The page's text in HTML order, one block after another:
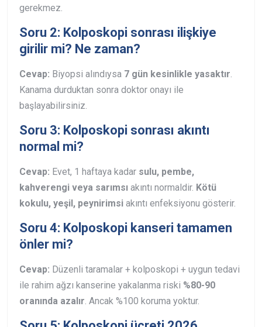
gerekmez.
Soru 2: Kolposkopi sonrası ilişkiye
girilir mi? Ne zaman?
Cevap: Biyopsi alındıysa 7 gün kesinlikle yasaktır.
Kanama durduktan sonra doktor onayı ile
başlayabilirsiniz.
Soru 3: Kolposkopi sonrası akıntı
normal mi?
Cevap: Evet, 1 haftaya kadar sulu, pembe,
kahverengi veya sarımsı akıntı normaldir. Kötü
kokulu, yeşil, peynirimsi akıntı enfeksiyonu gösterir.
Soru 4: Kolposkopi kanseri tamamen
önler mi?
Cevap: Düzenli taramalar + kolposkopi + uygun tedavi
ile rahim ağzı kanserine yakalanma riski %80-90
oranında azalır. Ancak %100 koruma yoktur.